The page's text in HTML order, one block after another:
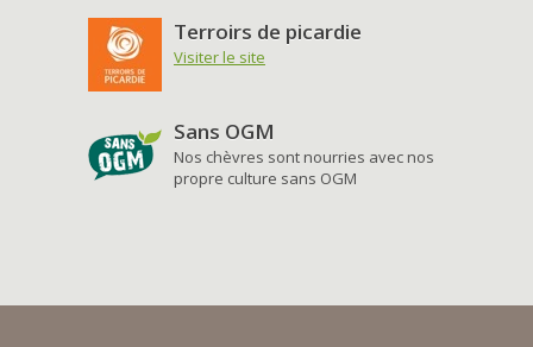
Terroirs de picardie
Visiter le site
Sans OGM
Nos chèvres sont nourries avec nos
propre culture sans OGM